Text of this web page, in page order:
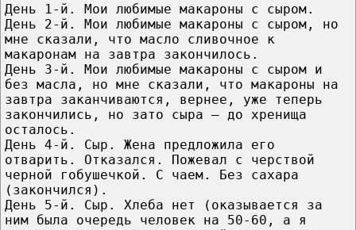
День 1-й. Мои любимые макароны с сыром.
День 2-й. Мои любимые макароны с сыром, но
мне сказали, что масло сливочное к
макаронам на завтра закончилось.
День 3-й. Мои любимые макароны с сыром и
без масла, но мне сказали, что макароны на
завтра заканчиваются, вернее, уже теперь
закончились, но зато сыра – до хренища
осталось.
День 4-й. Сыр. Жена предложила его
отварить. Отказался. Пожевал с черствой
черной гобушечкой. С чаем. Без сахара
(закончился).
День 5-й. Сыр. Хлеба нет (оказывается за
ним была очередь человек на 50-60, а я